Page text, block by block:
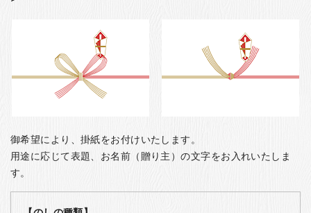
御希望により、掛紙をお付けいたします。
用途に応じて表題、お名前（贈り主）の文字をお入れいたしま
す。